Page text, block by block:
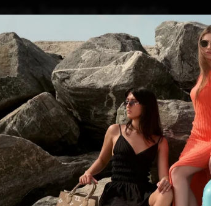
ligereza y diseño